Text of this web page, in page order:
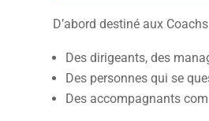
D’abord destiné aux
Des dirigeants, des
Des personnes qui se
Des accompagnants